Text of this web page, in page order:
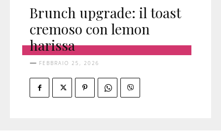
Brunch upgrade: il toast
cremoso con lemon
harissa
FEBBRAIO 25, 2026